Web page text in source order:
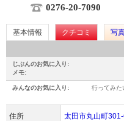
0276-20-7090
基本情報 クチコミ
写
じぶんのお気に入り:
メモ:
みんなのお気に入り: 行ってみた
住所 太田市丸山町